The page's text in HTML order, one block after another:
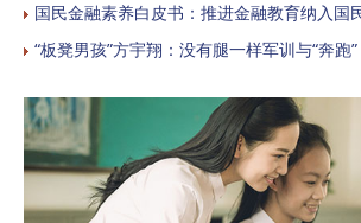
国民金融素养白皮书：推进金融教育纳入国
“板凳男孩”方宇翔：没有腿一样军训与“奔跑”